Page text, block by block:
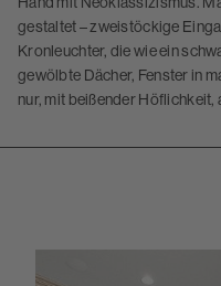
gestaltet – zweistöckige
Kronleuchter, die wie ein
gewölbte Dächer, Fenster in
nur, mit beißender Höflichkeit,